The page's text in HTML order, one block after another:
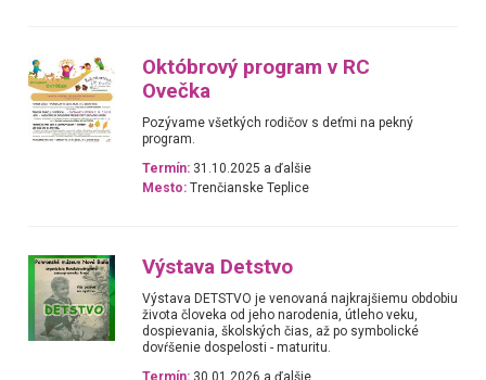
Októbrový program v RC
Ovečka
Pozývame všetkých rodičov s deťmi na pekný
program.
Termín: 31.10.2025 a ďalšie
Mesto: Trenčianske Teplice
Výstava Detstvo
Výstava DETSTVO je venovaná najkrajšiemu obdobiu
života človeka od jeho narodenia, útleho veku,
dospievania, školských čias, až po symbolické
dovŕšenie dospelosti - maturitu.
Termín: 30.01.2026 a ďalšie